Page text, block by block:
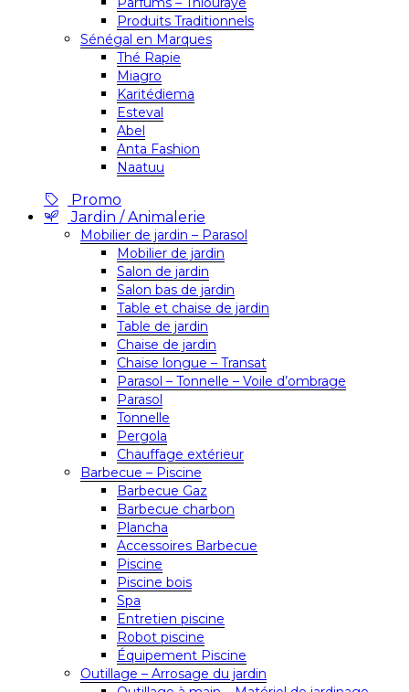
Produits Traditionnels
Sénégal en Marques
Thé Rapie
Miagro
Karitédiema
Esteval
Abel
Anta Fashion
Naatuu
Promo
Jardin / Animalerie
Mobilier de jardin – Parasol
Mobilier de jardin
Salon de jardin
Salon bas de jardin
Table et chaise de jardin
Table de jardin
Chaise de jardin
Chaise longue – Transat
Parasol – Tonnelle – Voile d’ombrage
Parasol
Tonnelle
Pergola
Chauffage extérieur
Barbecue – Piscine
Barbecue Gaz
Barbecue charbon
Plancha
Accessoires Barbecue
Piscine
Piscine bois
Spa
Entretien piscine
Robot piscine
Équipement Piscine
Outillage – Arrosage du jardin